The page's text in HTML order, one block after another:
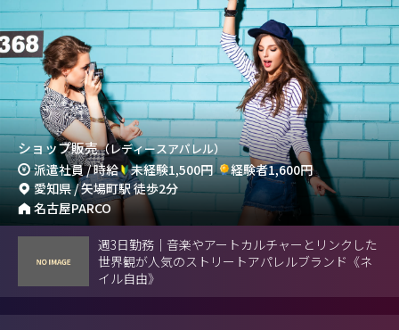
ショップ販売（レディースアパレル）
派遣社員 / 時給 未経験1,500円
経験者1,600円
愛知県 / 矢場町駅 徒歩2分
名古屋PARCO
週3日勤務｜音楽やアートカルチャーとリンクした
世界観が人気のストリートアパレルブランド《ネ
イル自由》